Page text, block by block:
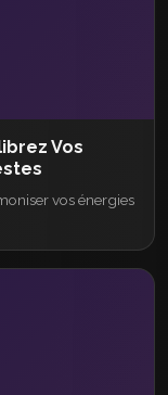
Vos
vos énergies